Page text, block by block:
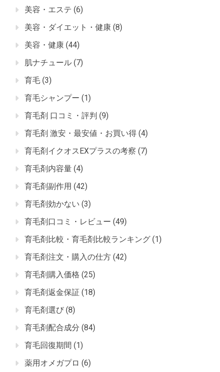
美容・エステ (6)
美容・ダイエット・健康 (8)
美容・健康 (44)
肌ナチュール (7)
育毛 (3)
育毛シャンプー (1)
育毛剤 口コミ・評判 (9)
育毛剤 激安・最安値・お買い得 (4)
育毛剤イクオスEXプラスの考察 (7)
育毛剤内容量 (4)
育毛剤副作用 (42)
育毛剤効かない (3)
育毛剤口コミ・レビュー (49)
育毛剤比較・育毛剤比較ランキング (1)
育毛剤注文・購入の仕方 (42)
育毛剤購入価格 (25)
育毛剤返金保証 (18)
育毛剤選び (8)
育毛剤配合成分 (84)
育毛回復期間 (1)
薬用オメガプロ (6)